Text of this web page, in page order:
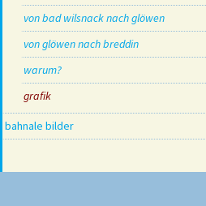
von bad wilsnack nach glöwen
von glöwen nach breddin
warum?
grafik
bahnale bilder